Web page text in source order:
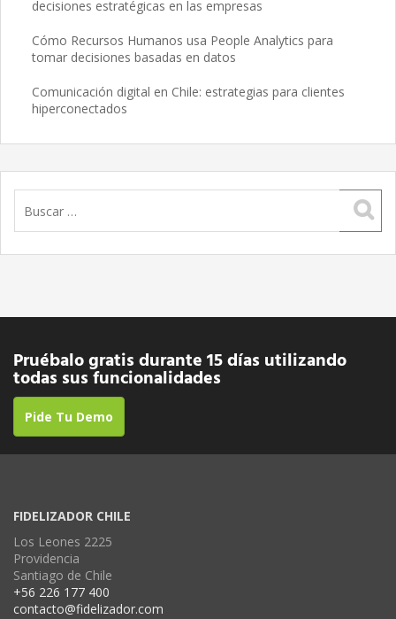
decisiones estratégicas en las empresas
Cómo Recursos Humanos usa People Analytics para
tomar decisiones basadas en datos
Comunicación digital en Chile: estrategias para clientes
hiperconectados
Pruébalo gratis durante 15 días utilizando
todas sus funcionalidades
Pide Tu Demo
FIDELIZADOR CHILE
Los Leones 2225
Providencia
Santiago de Chile
+56 226 177 400
contacto@fidelizador.com